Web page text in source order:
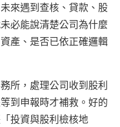
來遇到查核、貸款、股
必能說清楚公司為什麼
產、是否已依正確邏輯
所，處理公司收到股利
到申報時才補救。好的
投資與股利檢核地